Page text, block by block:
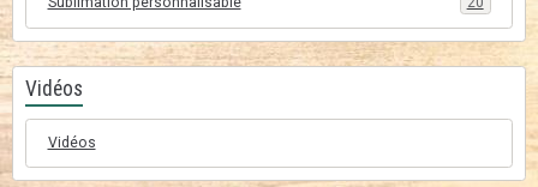
Vidéos
Vidéos